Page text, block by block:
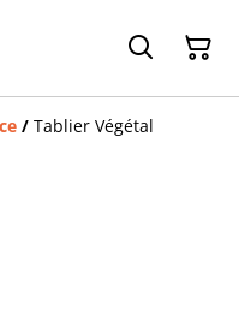
/ Tablier Végétal